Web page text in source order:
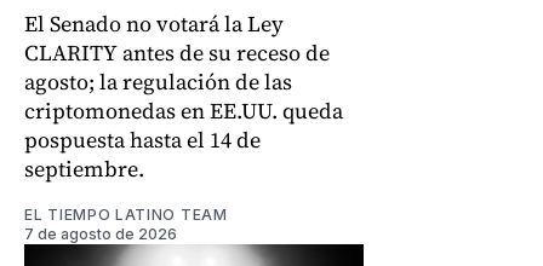
El Senado no votará la Ley
CLARITY antes de su receso de
agosto; la regulación de las
criptomonedas en EE.UU. queda
pospuesta hasta el 14 de
septiembre.
EL TIEMPO LATINO TEAM
7 de agosto de 2026